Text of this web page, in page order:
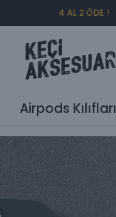
4 AL 2 ÖDE !
Airpods Kılıfları